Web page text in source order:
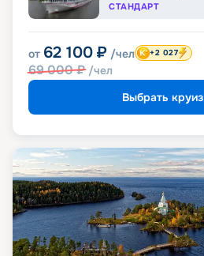
СТАНДАРТ
от 62 100 ₽ /чел
69 000₽ /чел
+2 027
Выбрать круиз